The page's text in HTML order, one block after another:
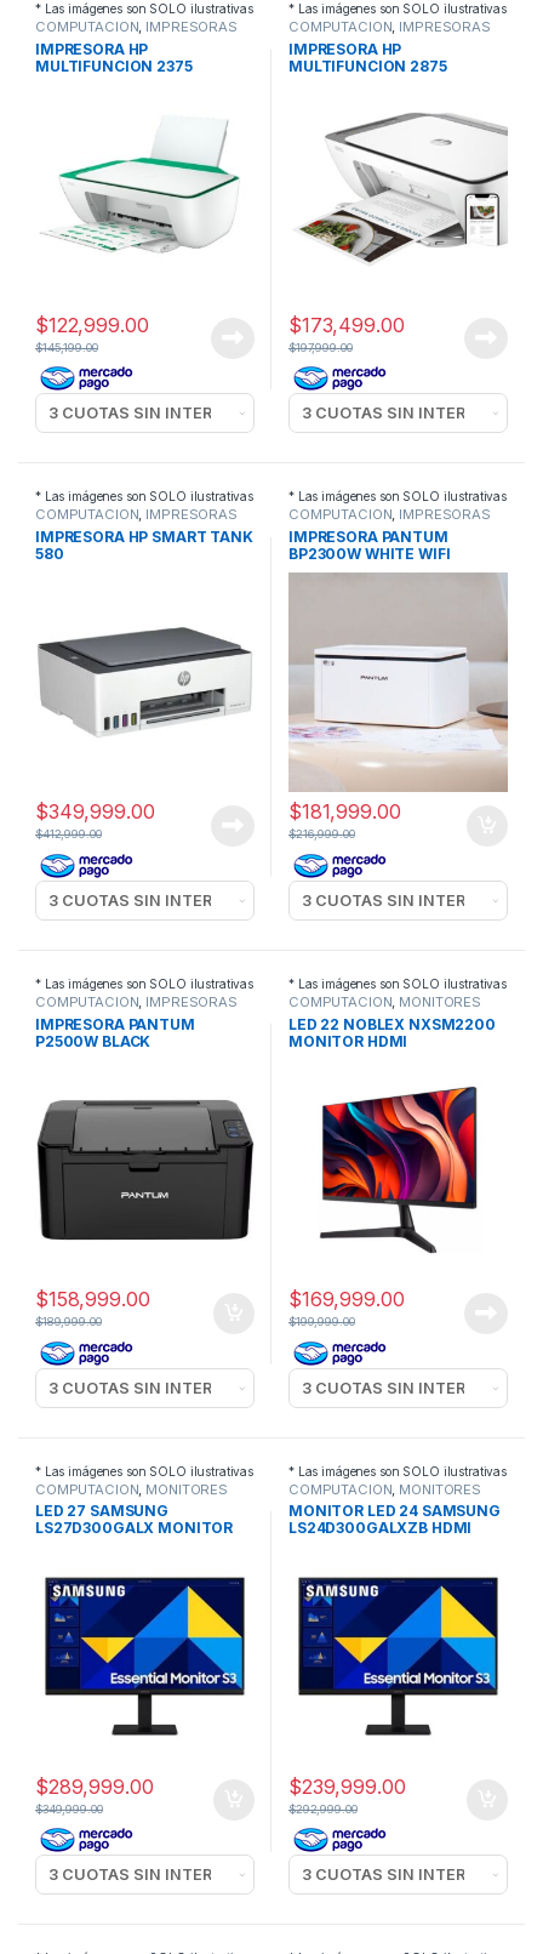
* Las imágenes son SOLO ilustrativas
COMPUTACION, IMPRESORAS
IMPRESORA HP
MULTIFUNCION 2375
$122,999.00
$145,199.00
* Las imágenes son SOLO ilustrativas
COMPUTACION, IMPRESORAS
IMPRESORA HP
MULTIFUNCION 2875
$173,499.00
$197,999.00
* Las imágenes son SOLO ilustrativas
COMPUTACION, IMPRESORAS
IMPRESORA HP SMART TANK
580
$349,999.00
$412,999.00
* Las imágenes son SOLO ilustrativas
COMPUTACION, IMPRESORAS
IMPRESORA PANTUM
BP2300W WHITE WIFI
$181,999.00
$216,999.00
* Las imágenes son SOLO ilustrativas
COMPUTACION, IMPRESORAS
IMPRESORA PANTUM
P2500W BLACK
$158,999.00
$189,999.00
* Las imágenes son SOLO ilustrativas
COMPUTACION, MONITORES
LED 22 NOBLEX NXSM2200
MONITOR HDMI
$169,999.00
$199,999.00
* Las imágenes son SOLO ilustrativas
COMPUTACION MONITORES
LED 27 SAMSUNG
LS27D300GALX MONITOR
$289,999.00
$349,999.00
* Las imágenes son SOLO ilustrativas
COMPUTACION MONITORES
MONITOR LED 24 SAMSUNG
LS24D300GALXZB HDMI
$239,999.00
$292,999.00